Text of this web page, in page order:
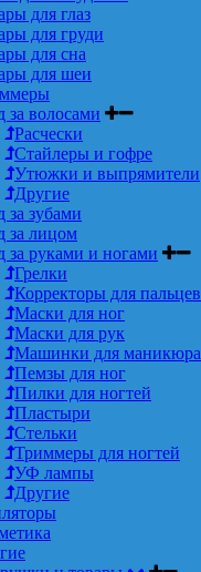
для глаз
для груди
для сна
для шеи
за волосами
Расчески
Стайлеры и гофре
Утюжки и выпрямители
Другие
за зубами
за лицом
за руками и ногами
Грелки
Корректоры для пальцев
Маски для ног
Маски для рук
Машинки для маникюра
Пемзы для ног
Пилки для ногтей
Пластыри
Стельки
Триммеры для ногтей
УФ лампы
Другие